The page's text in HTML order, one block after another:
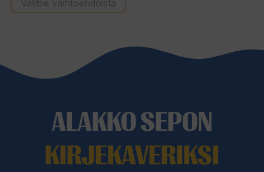
Valitse vaihtoehdoista
ALAKKO SEPON
KIRJEKAVERIKSI